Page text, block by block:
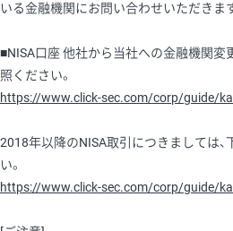
いる金融機関にお問い合わせいただきま
■NISA口座 他社から当社への金融機関変
照ください。
https://www.click-sec.com/corp/guide/
2018年以降のNISA取引につきましては
い。
https://www.click-sec.com/corp/guide/